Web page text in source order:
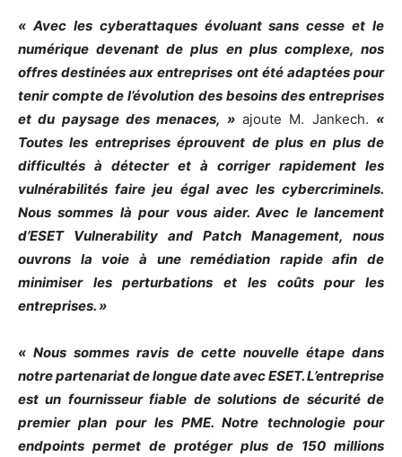
« Avec les cyberattaques évoluant sans cesse et le
numérique devenant de plus en plus complexe, nos
offres destinées aux entreprises ont été adaptées pour
tenir compte de l’évolution des besoins des entreprises
et du paysage des menaces, »ajoute M. Jankech. «
Toutes les entreprises éprouvent de plus en plus de
difficultés à détecter et à corriger rapidement les
vulnérabilités faire jeu égal avec les cybercriminels.
Nous sommes là pour vous aider. Avec le lancement
d’ESET Vulnerability and Patch Management, nous
ouvrons la voie à une remédiation rapide afin de
minimiser les perturbations et les coûts pour les
entreprises. »
« Nous sommes ravis de cette nouvelle étape dans
notre partenariat de longue date avec ESET. L’entreprise
est un fournisseur fiable de solutions de sécurité de
premier plan pour les PME. Notre technologie pour
endpoints permet de protéger plus de 150 millions